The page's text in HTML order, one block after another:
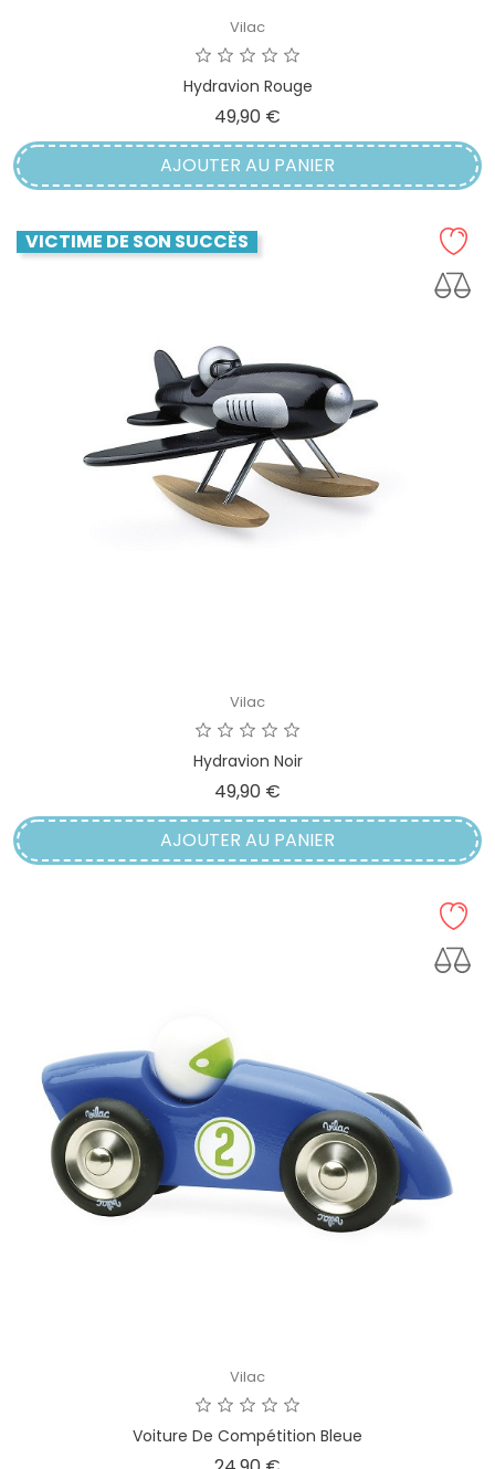
Vilac
Hydravion Rouge
49,90 €
AJOUTER AU PANIER
VICTIME DE SON SUCCÈS
Vilac
Hydravion Noir
49,90 €
AJOUTER AU PANIER
Vilac
Voiture De Compétition Bleue